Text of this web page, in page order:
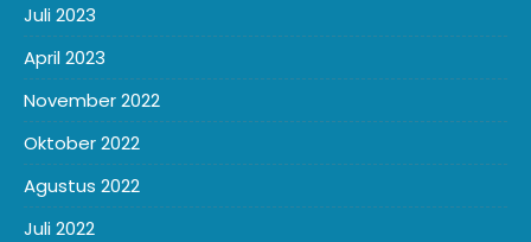
Juli 2023
April 2023
November 2022
Oktober 2022
Agustus 2022
Juli 2022